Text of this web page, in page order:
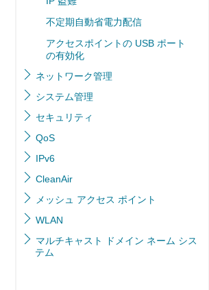
不定期自動省電力配信
アクセスポイントの USB ポート
の有効化
ネットワーク管理
システム管理
セキュリティ
QoS
IPv6
CleanAir
メッシュ アクセス ポイント
WLAN
マルチキャスト ドメイン ネーム シス
テム